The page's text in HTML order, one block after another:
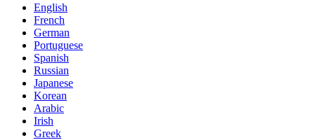
English
French
German
Portuguese
Spanish
Russian
Japanese
Korean
Arabic
Irish
Greek